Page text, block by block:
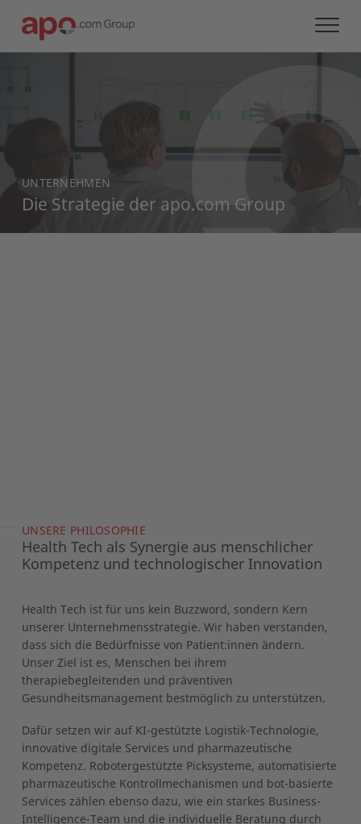
UNTERNEHMEN
Die Strategie der apo.com Group
UNSERE PHILOSOPHIE
Health Tech als Synergie aus menschlicher
Kompetenz und technologischer Innovation
Health Tech ist für uns kein Buzzword, sondern Kern
unserer Unternehmensstrategie. Wir haben verstanden,
dass sich die Bedürfnisse von Patient:innen ändern.
Unser Ziel ist es, Menschen bei ihrem
therapiebegleitenden und präventiven
Gesundheitsmanagement bestmöglich zu unterstützen.
Dafür setzen wir auf KI-gestützte Logistik-Technologie,
innovative digitale Services und pharmazeutische
Kompetenz. Robotergestützte Picksysteme, automatisierte
pharmazeutische Kontrollmechanismen und bot-basierte
Services zählen ebenso dazu, wie ein starkes Business-
Intelligence-Team und die individuelle Beratung durch